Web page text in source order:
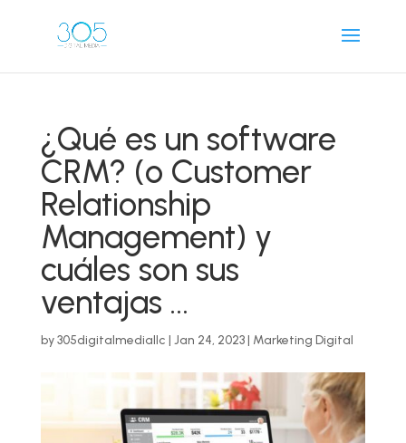
¿Qué es un software
CRM? (o Customer
Relationship
Management) y
cuáles son sus
ventajas …
by305digitalmediallc | Jan 24, 2023| Marketing Digital